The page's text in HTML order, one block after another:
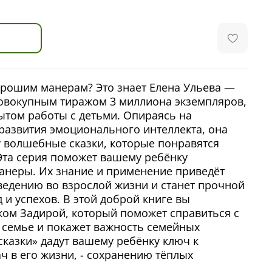
манерам? Это знает Елена Ульева —
тиражом 3 миллиона экземпляров,
работы с детьми. Опираясь на
эмоционального интеллекта, она
волшебные сказки, которые понравятся
серия поможет вашему ребёнку
Их знание и применение приведёт
во взрослой жизни и станет прочной
успехов. В этой доброй книге вы
Задирой, который поможет справиться с
и покажет важность семейных
дадут вашему ребёнку ключ к
в его жизни, - сохранению тёплых